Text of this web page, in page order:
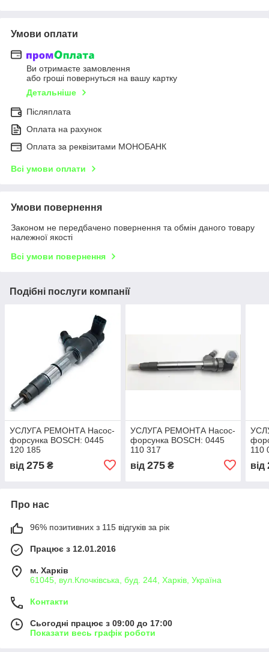
Умови оплати
Ви отримаєте замовлення
або гроші повернуться на вашу картку
Детальніше
Післяплата
Оплата на рахунок
Оплата за реквізитами МОНОБАНК
Всі умови оплати
Умови повернення
Законом не передбачено повернення та обмін даного товару
належної якості
Всі умови повернення
Подібні послуги компанії
УСЛУГА РЕМОНТА Насос-
форсунка BOSCH: 0445
120 185
від 275 ₴
УСЛУГА РЕМОНТА Насос-
форсунка BOSCH: 0445
110 317
від 275₴
110
від
Про нас
96% позитивних з 115 відгуків за рік
Працює з 12.01.2016
м. Харків
61045, вул.Клочківська, буд. 244, Харків, Україна
Контакти
Сьогодні працює з 09:00 до 17:00
Показати весь графік роботи